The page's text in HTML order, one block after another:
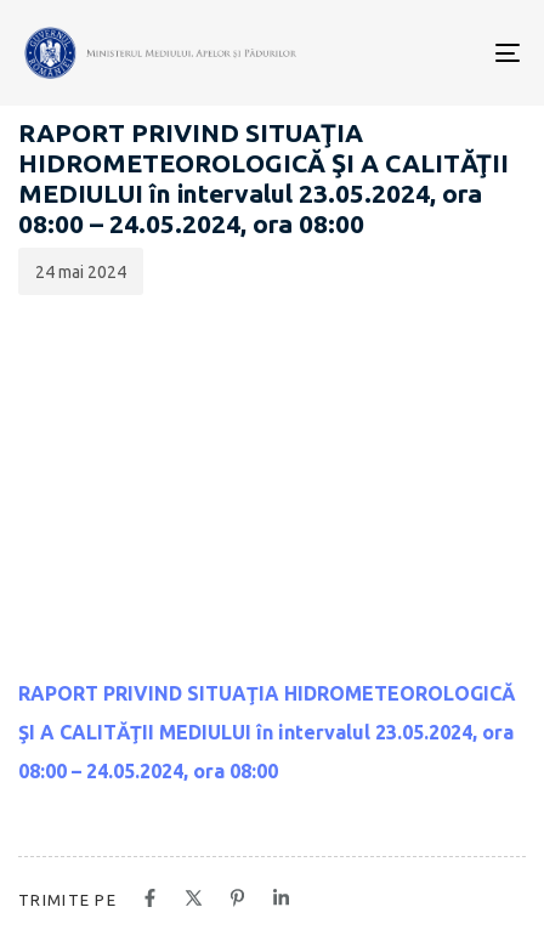
RAPOARTE ZILNICE STAREA MEDIULUI
RAPORT PRIVIND SITUAŢIA
HIDROMETEOROLOGICĂ ŞI A CALITĂŢII
MEDIULUI în intervalul 23.05.2024, ora
08:00 – 24.05.2024, ora 08:00
publicării:
24 mai 2024
RAPORT PRIVIND SITUAŢIA HIDROMETEOROLOGICĂ
ŞI A CALITĂŢII MEDIULUI în intervalul 23.05.2024, ora
08:00 – 24.05.2024, ora 08:00
TRIMITE PE